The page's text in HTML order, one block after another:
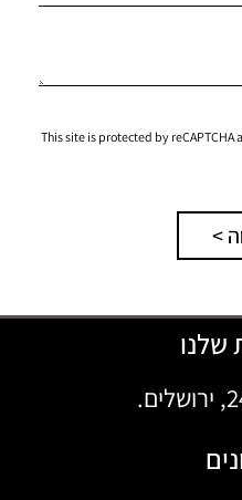
This site is protected by reCAPTCHA
>
שלנו